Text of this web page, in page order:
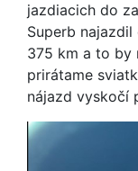
jazdiacich do
Superb
375 km a to by
prirátame
nájazd vyskočí